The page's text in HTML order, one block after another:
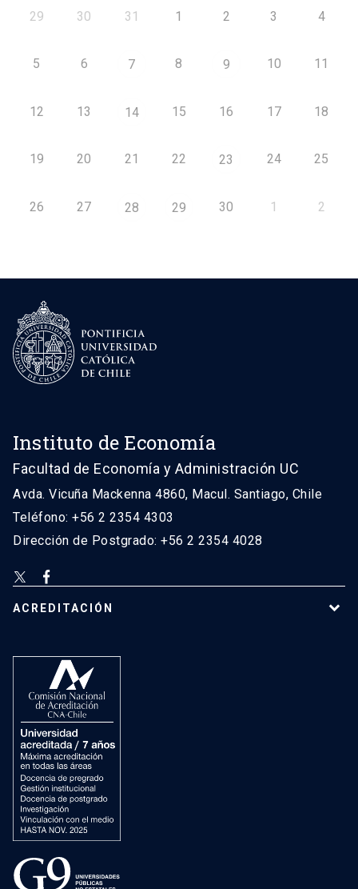
29 30 31 1 2 3 4
5 6 7 8 9 10 11
12 13 14 15 16 17 18
19 20 21 22 23 24 25
26 27 28 29 30 1 2
Instituto de Economía
Facultad de Economía y Administración UC
Avda. Vicuña Mackenna 4860, Macul. Santiago, Chile
Teléfono: +56 2 2354 4303
Dirección de Postgrado: +56 2 2354 4028
ACREDITACIÓN